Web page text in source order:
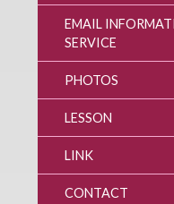
EMAIL
SERVICE
PHOTOS
LESSON
LINK
CONTACT